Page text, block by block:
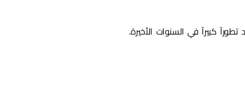
كبيراً في السنوات الأخيرة.